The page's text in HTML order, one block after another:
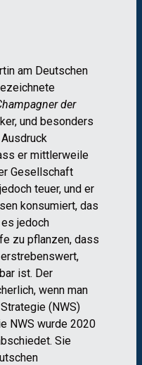
am Deutschen
der
und besonders
er mittlerweile
Gesellschaft
teuer, und er
konsumiert, das
jedoch
zu pflanzen, dass
erstrebenswert,
ist. Der
wenn man
(NWS)
NWS wurde 2020
Sie